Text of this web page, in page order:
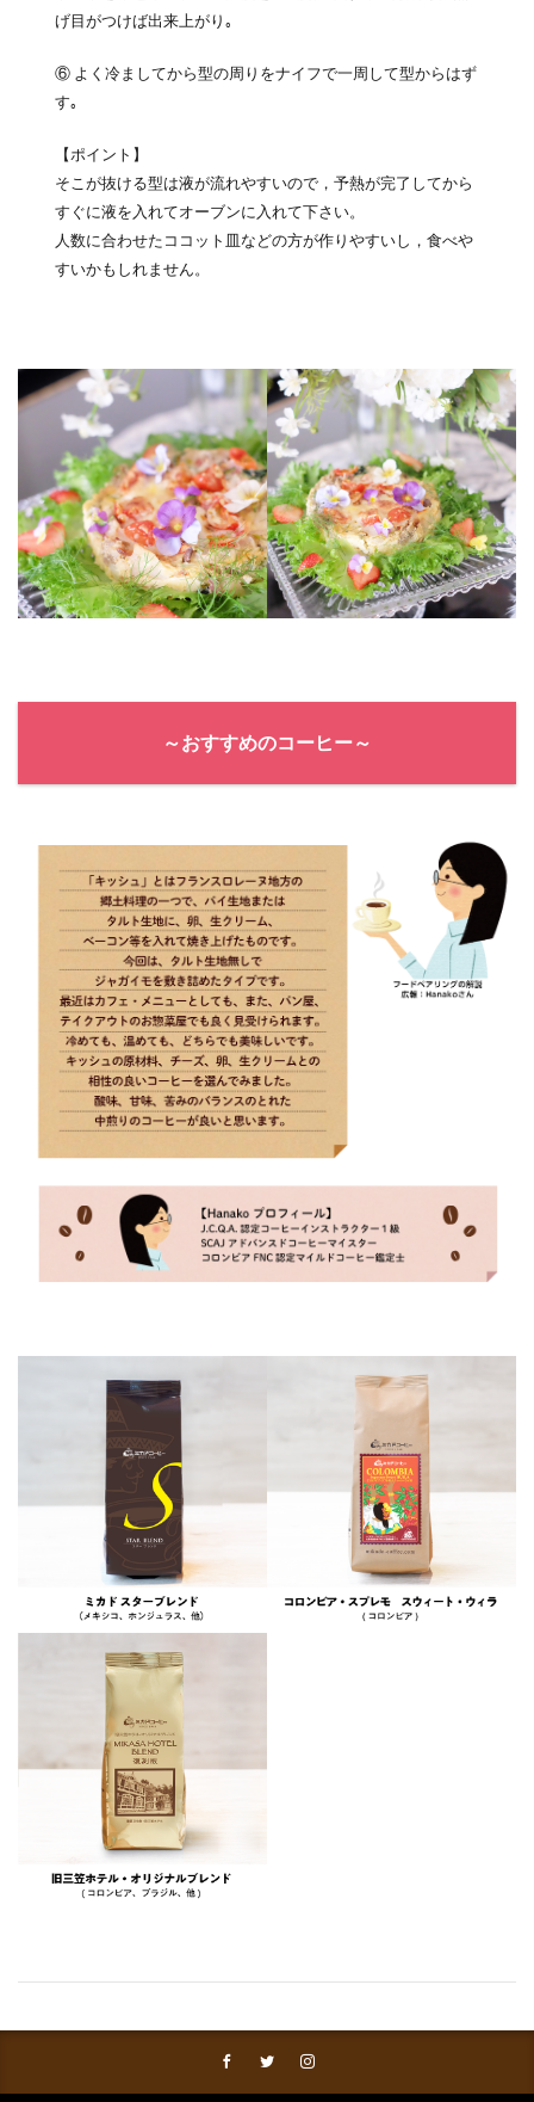
げ目がつけば出来上がり｡
⑥ よく冷ましてから型の周りをナイフで一周して型からはず
す｡
【ポイント】
そこが抜ける型は液が流れやすいので，予熱が完了してから
すぐに液を入れてオーブンに入れて下さい。
人数に合わせたココット皿などの方が作りやすいし，食べや
すいかもしれません。
～おすすめのコーヒー～